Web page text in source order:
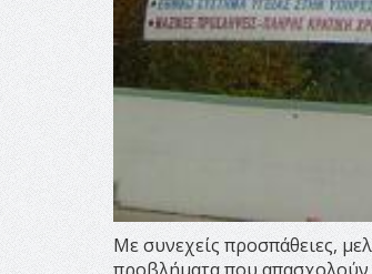
Με συνεχείς προσπάθειες,